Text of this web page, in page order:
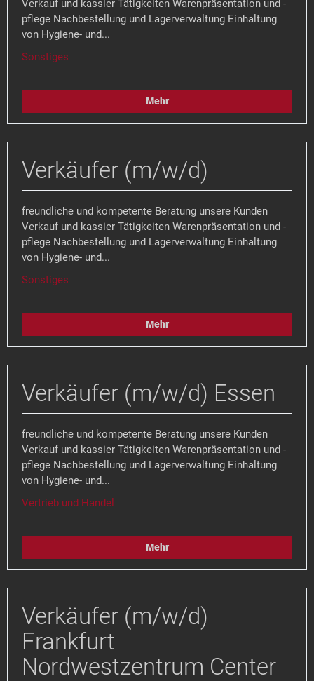
Verkauf und kassier Tätigkeiten Warenpräsentation und -
pflege Nachbestellung und Lagerverwaltung Einhaltung
von Hygiene- und...
Sonstiges
Mehr
Verkäufer (m/w/d)
freundliche und kompetente Beratung unsere Kunden
Verkauf und kassier Tätigkeiten Warenpräsentation und -
pflege Nachbestellung und Lagerverwaltung Einhaltung
von Hygiene- und...
Sonstiges
Mehr
Verkäufer (m/w/d) Essen
freundliche und kompetente Beratung unsere Kunden
Verkauf und kassier Tätigkeiten Warenpräsentation und -
pflege Nachbestellung und Lagerverwaltung Einhaltung
von Hygiene- und...
Vertrieb und Handel
Mehr
Verkäufer (m/w/d)
Frankfurt
Nordwestzentrum Center